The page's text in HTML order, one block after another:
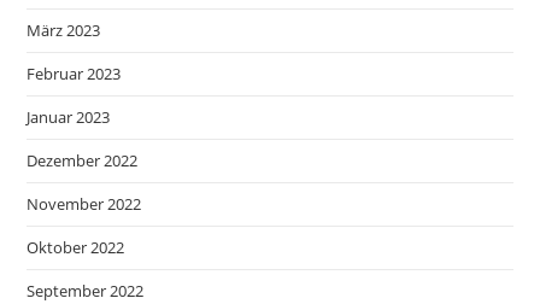
März 2023
Februar 2023
Januar 2023
Dezember 2022
November 2022
Oktober 2022
September 2022